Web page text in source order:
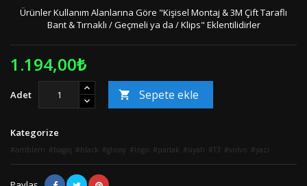
Ürünler Kullanım Alanlarına Göre "Kişisel Montaj & 3M Çift Taraflı
Bant & Tırnaklı / Geçmeli ya da / Klips" Eklentilidirler
1.194,00₺
Adet  Sepete ekle
Kategorize
amblem bagaj black glossy logo parlak siyah T3 volvo yazı